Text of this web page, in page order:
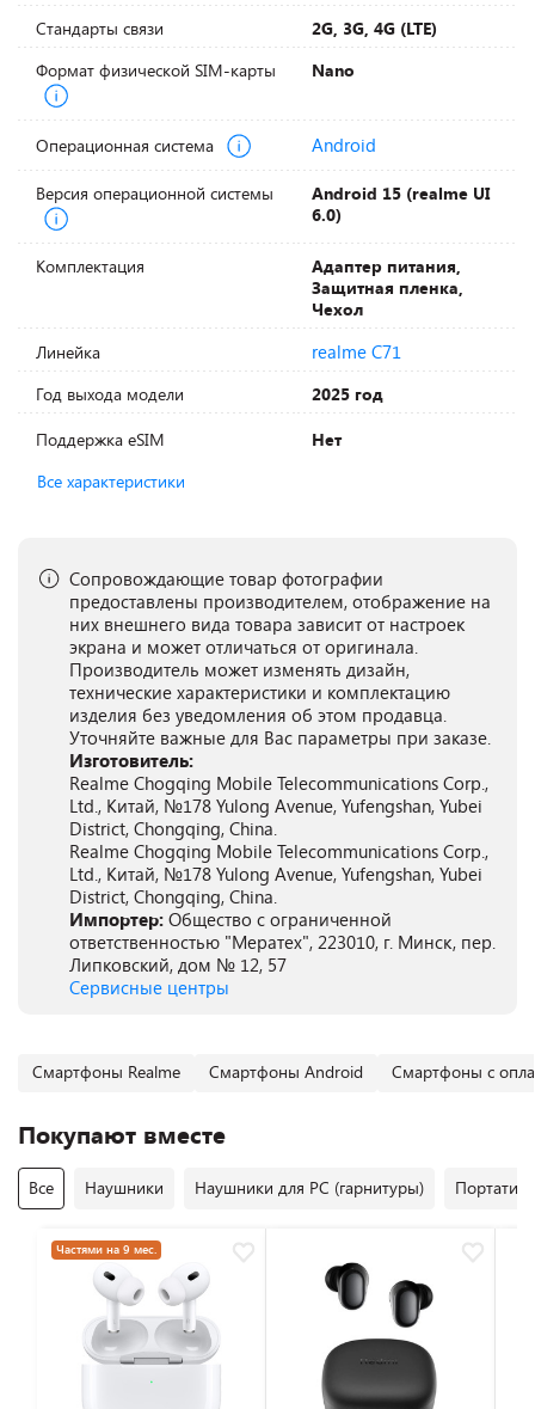
Стандарты связи
2G, 3G, 4G (LTE)
Формат физической SIM-карты
Nano
Операционная система Android
Версия операционной системы
Android 15 (realme UI
6.0)
Комплектация
Адаптер питания,
Защитная пленка,
Чехол
Линейка
realme C71
Год выхода модели
2025 год
Поддержка eSIM
Нет
Все характеристики
Сопровождающие товар фотографии
предоставлены производителем, отображение на
них внешнего вида товара зависит от настроек
экрана и может отличаться от оригинала.
Производитель может изменять дизайн,
технические характеристики и комплектацию
изделия без уведомления об этом продавца.
Уточняйте важные для Вас параметры при заказе.
Изготовитель:
Realme Chogqing Mobile Telecommunications Corp.,
Ltd., Китай, №178 Yulong Avenue, Yufengshan, Yubei
District, Chongqing, China.
Realme Chogqing Mobile Telecommunications Corp.,
Ltd., Китай, №178 Yulong Avenue, Yufengshan, Yubei
District, Chongqing, China.
Импортер: Общество с ограниченной
ответственностью "Мератех", 223010, г. Минск, пер.
Липковский, дом № 12, 57
Сервисные центры
Смартфоны Realme Смартфоны Android Смартфоны с
Покупают вместе
Все Наушники Наушники для PC (гарнитуры)
Частями на 9 мес.